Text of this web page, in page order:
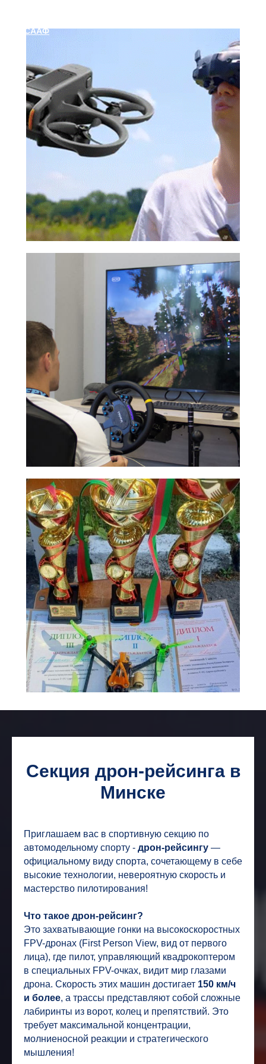
ДОСААФ
Секция дрон-рейсинга в
Минске
Приглашаем вас в спортивную секцию по
автомодельному спорту - дрон-рейсингу —
официальному виду спорта, сочетающему в себе
высокие технологии, невероятную скорость и
мастерство пилотирования!
Что такое дрон-рейсинг?
Это захватывающие гонки на высокоскоростных
FPV-дронах (First Person View, вид от первого
лица), где пилот, управляющий квадрокоптером
в специальных FPV-очках, видит мир глазами
дрона. Скорость этих машин достигает 150 км/ч
и более, а трассы представляют собой сложные
лабиринты из ворот, колец и препятствий. Это
требует максимальной концентрации,
молниеносной реакции и стратегического
мышления!